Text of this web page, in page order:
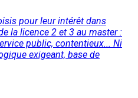
pour leur intérêt dans
la licence 2 et 3 au master :
public, contentieux... Ni
exigeant, base de